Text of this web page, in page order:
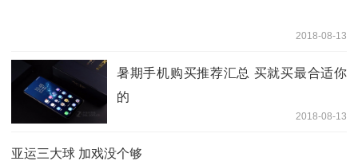
2018-08-13
暑期手机购买推荐汇总 买就买最合适你
的
2018-08-13
亚运三大球 加戏没个够